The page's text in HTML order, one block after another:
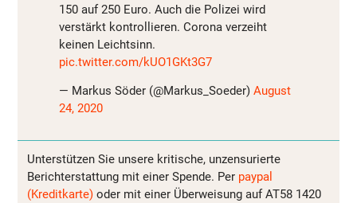
150 auf 250 Euro. Auch die Polizei wird
verstärkt kontrollieren. Corona verzeiht
keinen Leichtsinn.
pic.twitter.com/kUO1GKt3G7
— Markus Söder (@Markus_Soeder) August
24, 2020
Unterstützen Sie unsere kritische, unzensurierte
Berichterstattung mit einer Spende. Per paypal
(Kreditkarte) oder mit einer Überweisung auf AT58 1420